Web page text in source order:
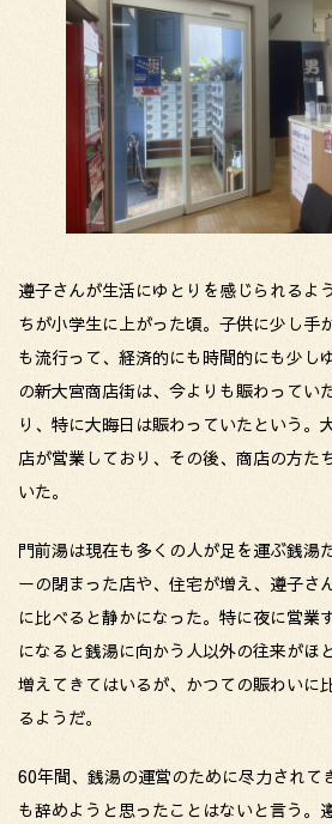
遵子さんが生活にゆとりを感じられるよ
ちが小学生に上がった頃。子供に少し手
も流行って、経済的にも時間的にも少し
の新大宮商店街は、今よりも賑わってい
り、特に大晦日は賑わっていたという。
店が営業しており、その後、商店の方た
いた。
門前湯は現在も多くの人が足を運ぶ銭湯
ーの閉まった店や、住宅が増え、遵子さ
に比べると静かになった。特に夜に営業
になると銭湯に向かう人以外の往来がほ
増えてきてはいるが、かつての賑わいに
るようだ。
60年間、銭湯の運営のために尽力されて
も辞めようと思ったことはないと言う。